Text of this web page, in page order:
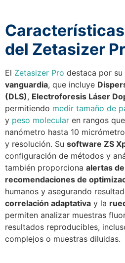
del Zetasizer
El Zetasizer Pro destaca por su
vanguardia, que incluye
(DLS), Electroforesis Láser
permitiendo medir tamaño de
y peso molecular en rangos
nanómetro hasta 10
y resolución. Su software ZS
configuración de métodos y
también proporciona alertas
recomendaciones de
humanos y asegurando
correlación adaptativa y la
permiten analizar muestras
resultados reproducibles,
complejos o muestras diluidas.